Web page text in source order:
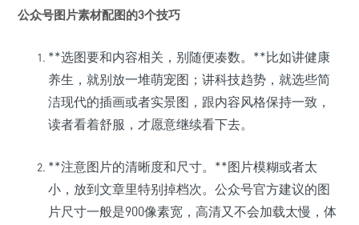
公众号图片素材配图的3个技巧
**选图要和内容相关，别随便凑数。**比如讲健康
养生，就别放一堆萌宠图；讲科技趋势，就选些简
洁现代的插画或者实景图，跟内容风格保持一致，
读者看着舒服，才愿意继续看下去。
**注意图片的清晰度和尺寸。**图片模糊或者太
小，放到文章里特别掉档次。公众号官方建议的图
片尺寸一般是900像素宽，高清又不会加载太慢，体